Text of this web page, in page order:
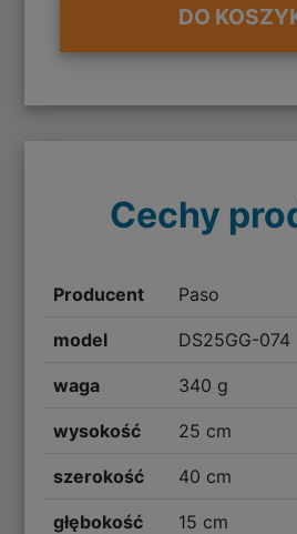
DO
Cechy
Producent Paso
model DS25GG-074
waga 340 g
wysokość 25 cm
szerokość 40 cm
głębokość 15 cm